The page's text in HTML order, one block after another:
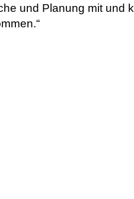
und Planung mit und